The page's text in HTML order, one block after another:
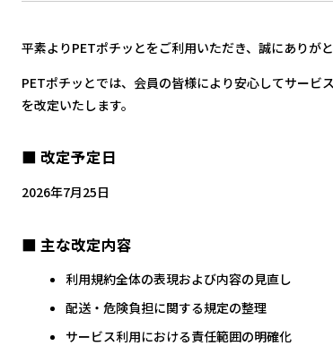
［ペットプロジャパン］マイ
ク
参考上代 2,440円
タイプ 230g
平素よりPETポチッとをご利用いただき、誠にありがと
PETポチッとでは、会員の皆様により安心してサービ
を改定いたします。
■ 改定予定日
2026年7月25日
■ 主な改定内容
利用規約全体の表現および内容の見直し
配送・危険負担に関する規定の整理
サービス利用における責任範囲の明確化